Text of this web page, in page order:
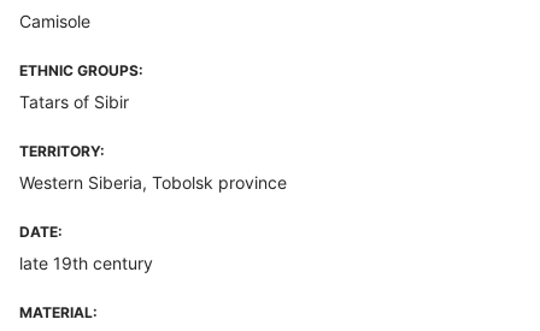
Camisole
ETHNIC GROUPS:
Tatars of Sibir
TERRITORY:
Western Siberia, Tobolsk province
DATE:
late 19th century
MATERIAL: